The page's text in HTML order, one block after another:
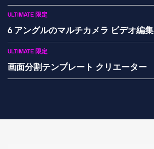
ULTIMATE 限定
6 アングルのマルチカメラ ビデオ編集
ULTIMATE 限定
画面分割テンプレート クリエーター